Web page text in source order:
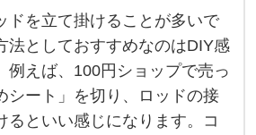
ドを立て掛けることが多いで
法としておすすめなのはDIY感
例えば、100円ショップで売っ
シート」を切り、ロッドの接
るといい感じになります。コ